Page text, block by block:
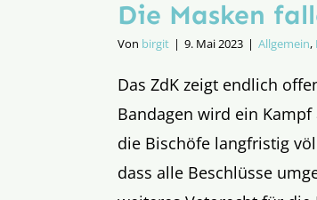
Die Masken
Von birgit | 9. Mai 2023 | Allgemein,
Das ZdK zeigt endlich
Bandagen wird ein
die Bischöfe langfristig
dass alle Beschlüsse